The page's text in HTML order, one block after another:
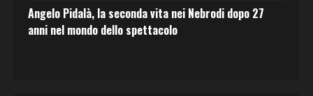
Angelo Pidalà, la seconda vita nei Nebrodi dopo 27
anni nel mondo dello spettacolo